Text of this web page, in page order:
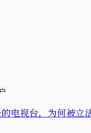
电视台，为何被立